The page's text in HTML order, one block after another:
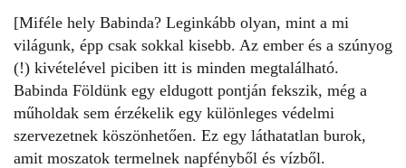
[Miféle hely Babinda? Leginkább olyan, mint a mi
világunk, épp csak sokkal kisebb. Az ember és a szúnyog
(!) kivételével piciben itt is minden megtalálható.
Babinda Földünk egy eldugott pontján fekszik, még a
műholdak sem érzékelik egy különleges védelmi
szervezetnek köszönhetően. Ez egy láthatatlan burok,
amit moszatok termelnek napfényből és vízből.